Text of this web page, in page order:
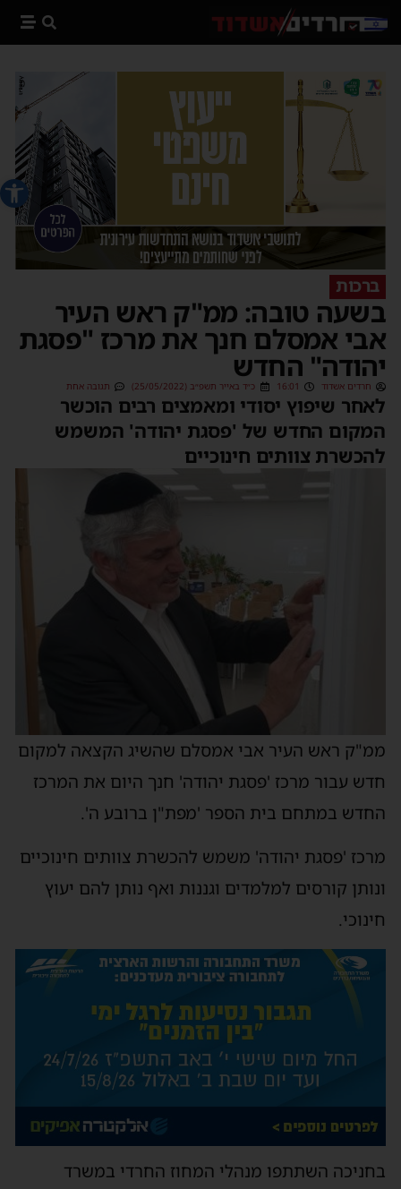
פתח
ברכות
בשעה טובה: ממ"ק ראש העיר
אבי אמסלם חנך את מרכז "פסגת
יהודה" החדש
חרדים אשדוד 16:01 כ״ד באייר תשפ״ב (25/05/2022) תגובה אחת
לאחר שיפוץ יסודי ומאמצים רבים הוכשר
המקום החדש של 'פסגת יהודה' המשמש
להכשרת צוותים חינוכיים
ממ"ק ראש העיר אבי אמסלם שהשיג הקצאה למקום
חדש עבור מרכז 'פסגת יהודה' חנך היום את המרכז
החדש במתחם בית הספר 'מפת"ן ברובע ה'.
מרכז 'פסגת יהודה' משמש להכשרת צוותים חינוכיים
ונותן קורסים למלמדים וגננות ואף נותן להם יעוץ
חינוכי.
בחניכה השתתפו מנהלי המחוז החרדי במשרד